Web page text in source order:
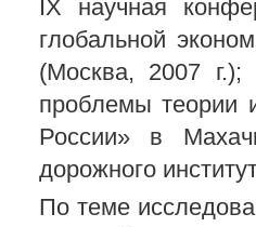
IX научная
глобальной
(Москва, 2007 г.);
проблемы теории
России» в
дорожного
По теме